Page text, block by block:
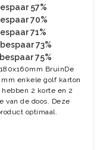
57%
70%
71%
73%
75%
BruinDe
enkele golf karton
2 korte en 2
van de doos. Deze
optimaal.